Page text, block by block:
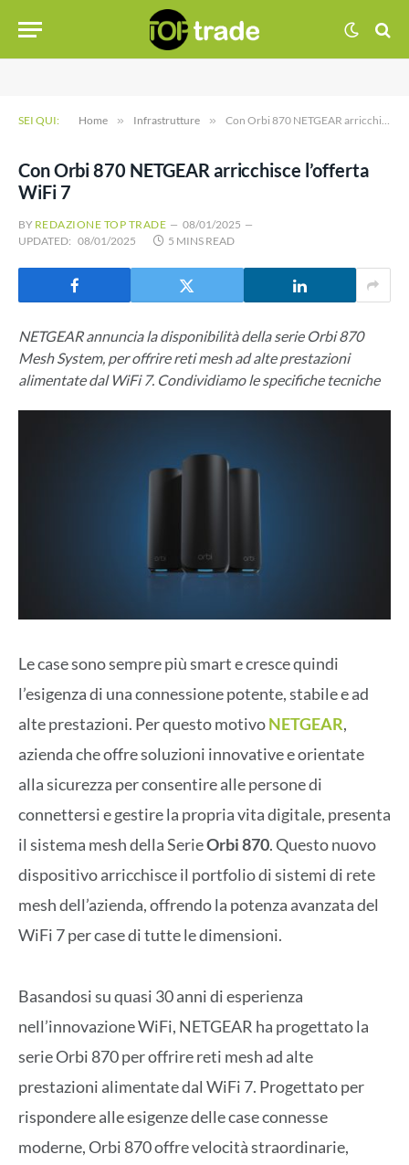
SEI QUI: Home » Infrastrutture » Con Orbi 870 NETGEAR arricchisce l’offerta WiFi 7
Con Orbi 870 NETGEAR arricchisce l’offerta
WiFi 7
BY REDAZIONE TOP TRADE
08/01/2025
UPDATED: 08/01/2025 5 MINS READ
NETGEAR annuncia la disponibilità della serie Orbi 870
Mesh System, per offrire reti mesh ad alte prestazioni
alimentate dal WiFi 7. Condividiamo le specifiche tecniche
Le case sono sempre più smart e cresce quindi
l’esigenza di una connessione potente, stabile e ad
alte prestazioni. Per questo motivoNETGEAR,
azienda che offre soluzioni innovative e orientate
alla sicurezza per consentire alle persone di
connettersi e gestire la propria vita digitale, presenta
il sistema mesh della SerieOrbi 870. Questo nuovo
dispositivo arricchisce il portfolio di sistemi di rete
mesh dell’azienda, offrendo la potenza avanzata del
WiFi 7 per case di tutte le dimensioni.
Basandosi su quasi 30 anni di esperienza
nell’innovazione WiFi, NETGEAR ha progettato la
serie Orbi 870 per offrire reti mesh ad alte
prestazioni alimentate dal WiFi 7. Progettato per
rispondere alle esigenze delle case connesse
moderne, Orbi 870 offre velocità straordinarie,